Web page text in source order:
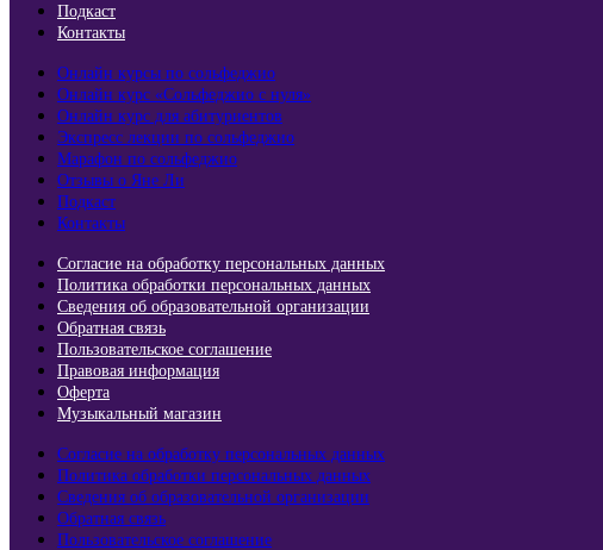
Подкаст
Контакты
Онлайн курсы по сольфеджио
Онлайн курс «Сольфеджио с нуля»
Онлайн курс для абитуриентов
Экспресс лекции по сольфеджио​
Марафон по сольфеджио
Отзывы о Яне Ли
Подкаст
Контакты
Согласие на обработку персональных данных
Политика обработки персональных данных
Сведения об образовательной организации
Обратная связь
Пользовательское соглашение
Правовая информация
Оферта
Музыкальный магазин
Согласие на обработку персональных данных
Политика обработки персональных данных
Сведения об образовательной организации
Обратная связь
Пользовательское соглашение